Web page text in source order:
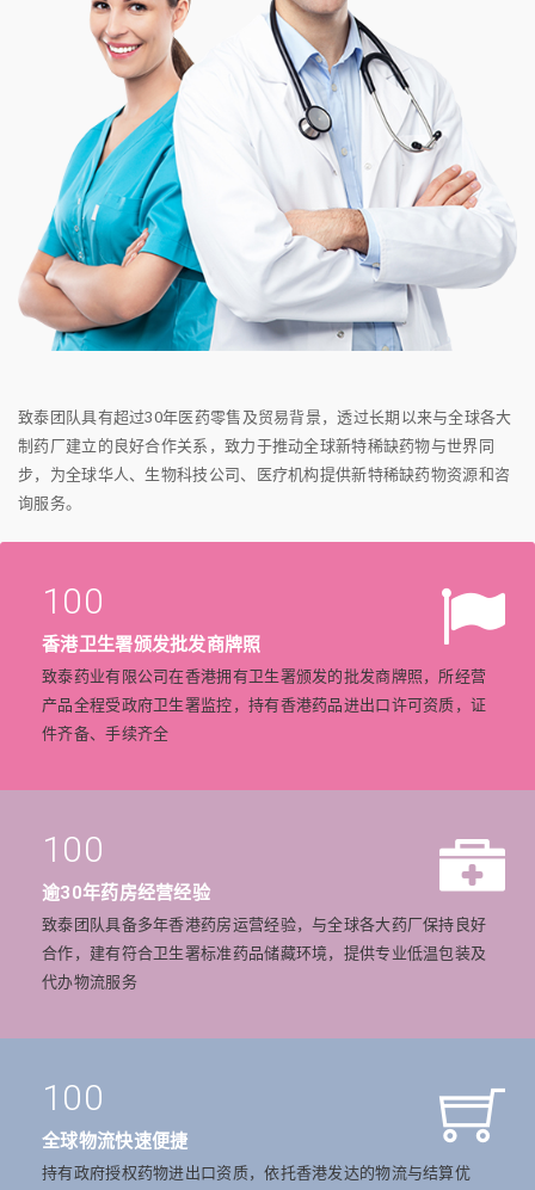
致泰团队具有超过30年医药零售及贸易背景，透过长期以来与全球各大
制药厂建立的良好合作关系，致力于推动全球新特稀缺药物与世界同
步，为全球华人、生物科技公司、医疗机构提供新特稀缺药物资源和咨
询服务。
100
香港卫生署颁发批发商牌照
致泰药业有限公司在香港拥有卫生署颁发的批发商牌照，所经营
产品全程受政府卫生署监控，持有香港药品进出口许可资质，证
件齐备、手续齐全
100
逾30年药房经营经验
致泰团队具备多年香港药房运营经验，与全球各大药厂保持良好
合作，建有符合卫生署标准药品储藏环境，提供专业低温包装及
代办物流服务
100
全球物流快速便捷
持有政府授权药物进出口资质，依托香港发达的物流与结算优